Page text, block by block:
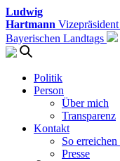
Ludwig
Hartmann Vizepräsident
Bayerischen Landtags
Politik
Person
Über mich
Transparenz
Kontakt
So
Presse